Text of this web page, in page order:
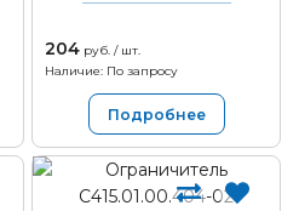
204 руб. / шт.
Наличие: По запросу
Подробнее